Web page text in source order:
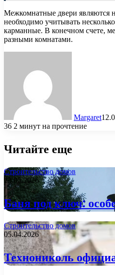
Межкомнатные двери являются
необходимо учитывать
карманные. В конечном счете,
разными комнатами.
Margaret
36 2 минут на прочтение
Читайте еще
Строительство домов
13.05.2026
Баня под ключ:
Строительство домов
05.04.2026
Технониколь